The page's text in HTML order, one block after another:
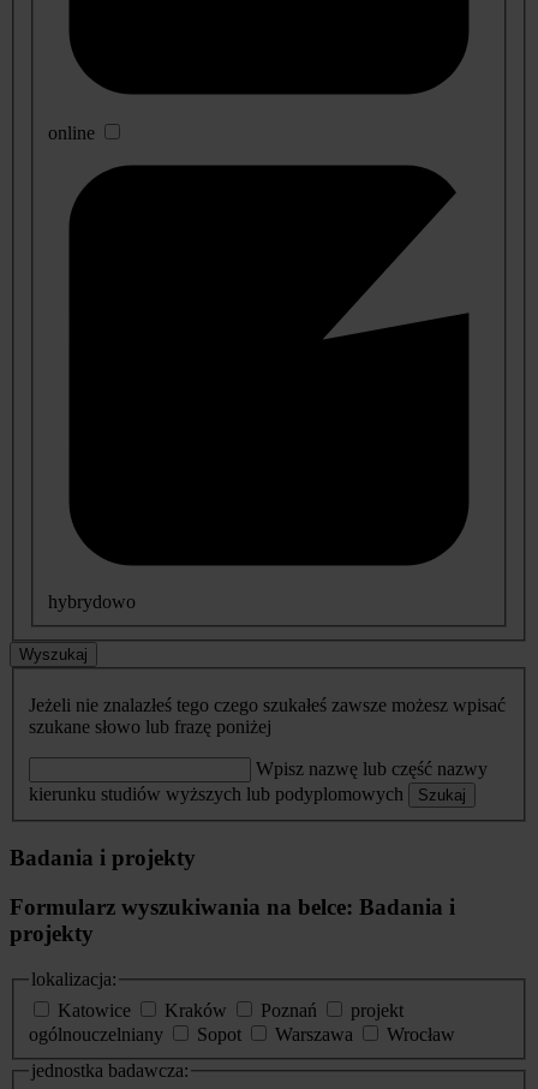
online
hybrydowo
Wyszukaj
Jeżeli nie znalazłeś tego czego szukałeś zawsze możesz wpisać
szukane słowo lub frazę poniżej
Wpisz nazwę lub część nazwy
kierunku studiów wyższych lub podyplomowych
Szukaj
Badania i projekty
Formularz wyszukiwania na belce: Badania i
projekty
lokalizacja:
Katowice
Kraków Poznań
projekt
ogólnouczelniany
Sopot Warszawa
Wrocław
jednostka badawcza: